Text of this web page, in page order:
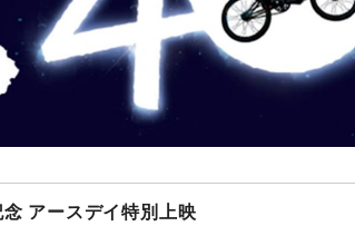
アースデイ特別上映